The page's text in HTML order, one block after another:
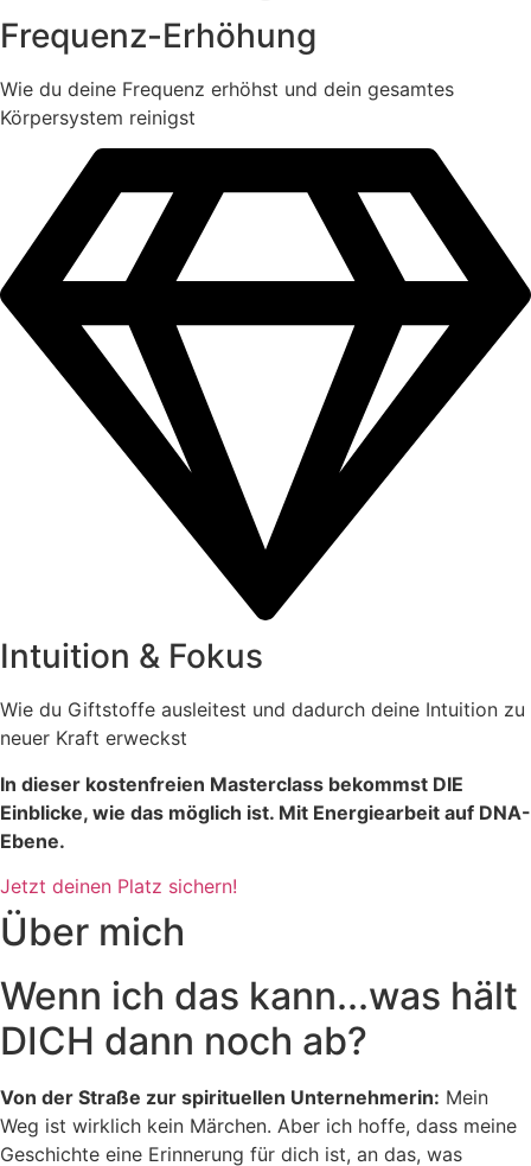
Frequenz-Erhöhung
Wie du deine Frequenz erhöhst und dein gesamtes
Körpersystem reinigst
Intuition & Fokus
Wie du Giftstoffe ausleitest und dadurch deine Intuition zu
neuer Kraft erweckst
In dieser kostenfreien Masterclass bekommst DIE
Einblicke, wie das möglich ist. Mit Energiearbeit auf DNA-
Ebene.
Jetzt deinen Platz sichern!
Über mich
Wenn ich das kann...was hält
DICH dann noch ab?
Von der Straße zur spirituellen Unternehmerin: Mein
Weg ist wirklich kein Märchen. Aber ich hoffe, dass meine
Geschichte eine Erinnerung für dich ist, an das, was